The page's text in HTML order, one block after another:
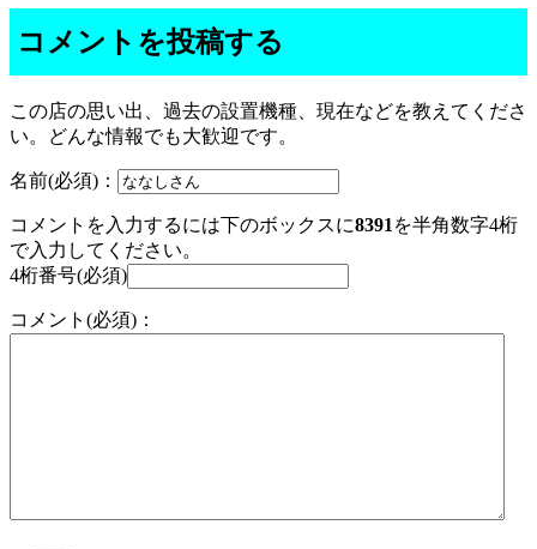
コメントを投稿する
この店の思い出、過去の設置機種、現在などを教えてくださ
い。どんな情報でも大歓迎です。
名前(必須)：
コメントを入力するには下のボックスに8391 を半角数字4桁
で入力してください。
4桁番号(必須)
コメント(必須)：